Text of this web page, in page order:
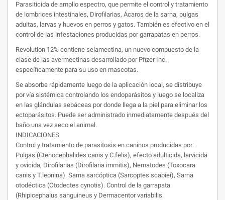
Parasiticida de amplio espectro, que permite el control y tratamiento
de lombrices intestinales, Dirofilarias, Ácaros de la sarna, pulgas
adultas, larvas y huevos en perros y gatos. También es efectivo en el
control de las infestaciones producidas por garrapatas en perros.
Revolution 12% contiene selamectina, un nuevo compuesto de la
clase de las avermectinas desarrollado por Pfizer Inc.
específicamente para su uso en mascotas.
Se absorbe rápidamente luego de la aplicación local, se distribuye
por vía sistémica controlando los endoparásitos y luego se localiza
en las glándulas sebáceas por donde llega a la piel para eliminar los
ectoparásitos. Puede ser administrado inmediatamente después del
baño una vez seco el animal.
INDICACIONES
Control y tratamiento de parasitosis en caninos producidas por:
Pulgas (Ctenocephalides canis y C.felis), efecto adulticida, larvicida
y ovicida, Dirofilarias (Dirofilaria immitis), Nematodes (Toxocara
canis y T.leonina). Sarna sarcóptica (Sarcoptes scabiei), Sarna
otodéctica (Otodectes cynotis). Control de la garrapata
(Rhipicephalus sanguineus y Dermacentor variabilis.